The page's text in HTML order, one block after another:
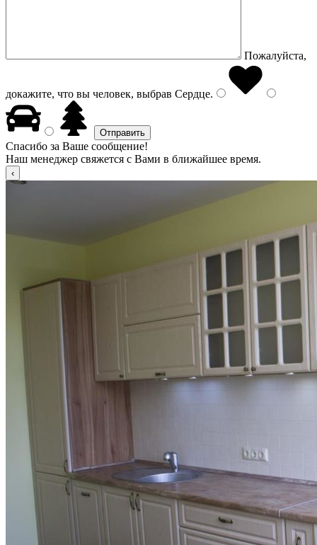
Пожалуйста,
докажите, что вы человек, выбрав Сердце.
Спасибо за Ваше сообщение!
Наш менеджер свяжется с Вами в ближайшее время.